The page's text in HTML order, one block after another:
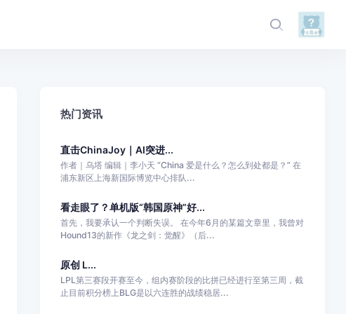
热门资讯
直击ChinaJoy｜AI突进...
作者｜乌塔 编辑｜李小天 “China 爱是什么？怎么到处都是？” 在
浦东新区上海新国际博览中心排队...
看走眼了？单机版“韩国原神”好...
首先，我要承认一个判断失误。 在今年6月的某篇文章里，我曾对
Hound13的新作《龙之剑：觉醒》（后...
原创 L...
LPL第三赛段开赛至今，组内赛阶段的比拼已经进行至第三周，截
止目前积分榜上BLG是以六连胜的战绩稳居...